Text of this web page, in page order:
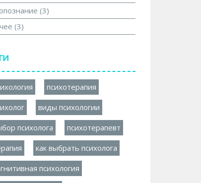
(3)
(3)
психотерапия
виды психологии
психолога психотерапевт
как выбрать психолога
психология